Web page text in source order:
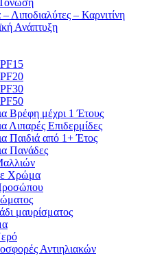
Λιποδιαλύτες – Καρνιτίνη
Ανάπτυξη
Βρέφη μέχρι 1 Έτους
Λιπαρές Επιδερμίδες
Παιδιά από 1+ Έτος
Πανάδες
Χρώμα
μαυρίσματος
Αντιηλιακών